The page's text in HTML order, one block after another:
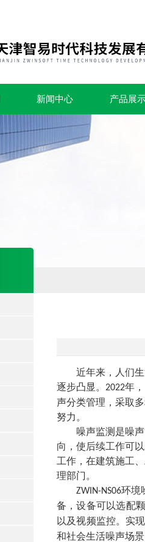
新闻中心 产品展
近年来，人们
逐步凸显。 2022年
声分类管理，采取
努力。
噪声监测是噪
向，使后续工作可
工作，在建筑施工
理部门。
ZWIN-NS06环境
备，设备可以选配
以及视频监控。实
和社会生活噪声场